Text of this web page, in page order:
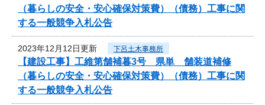
（暮らしの安全・安心確保対策費）（債務）工事に関
する一般競争入札公告
2023年12月12日更新 下呂土木事務所
【建設工事】工維第舗補暮3号 県単 舗装道補修
（暮らしの安全・安心確保対策費）（債務）工事に関
する一般競争入札公告